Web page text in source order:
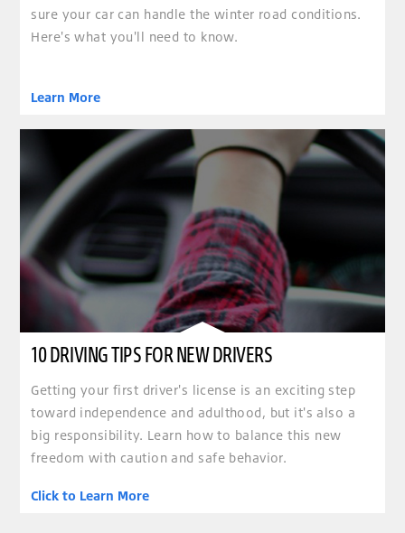
sure your car can handle the winter road conditions.
Here's what you'll need to know.
Learn More
10 DRIVING TIPS FOR NEW DRIVERS
Getting your first driver's license is an exciting step
toward independence and adulthood, but it's also a
big responsibility. Learn how to balance this new
freedom with caution and safe behavior.
Click to Learn More